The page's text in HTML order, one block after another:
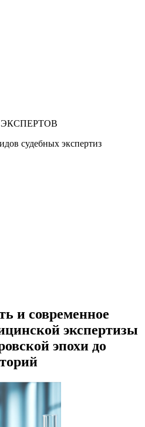
судебных экспертиз
и современное
экспертизы
эпохи до